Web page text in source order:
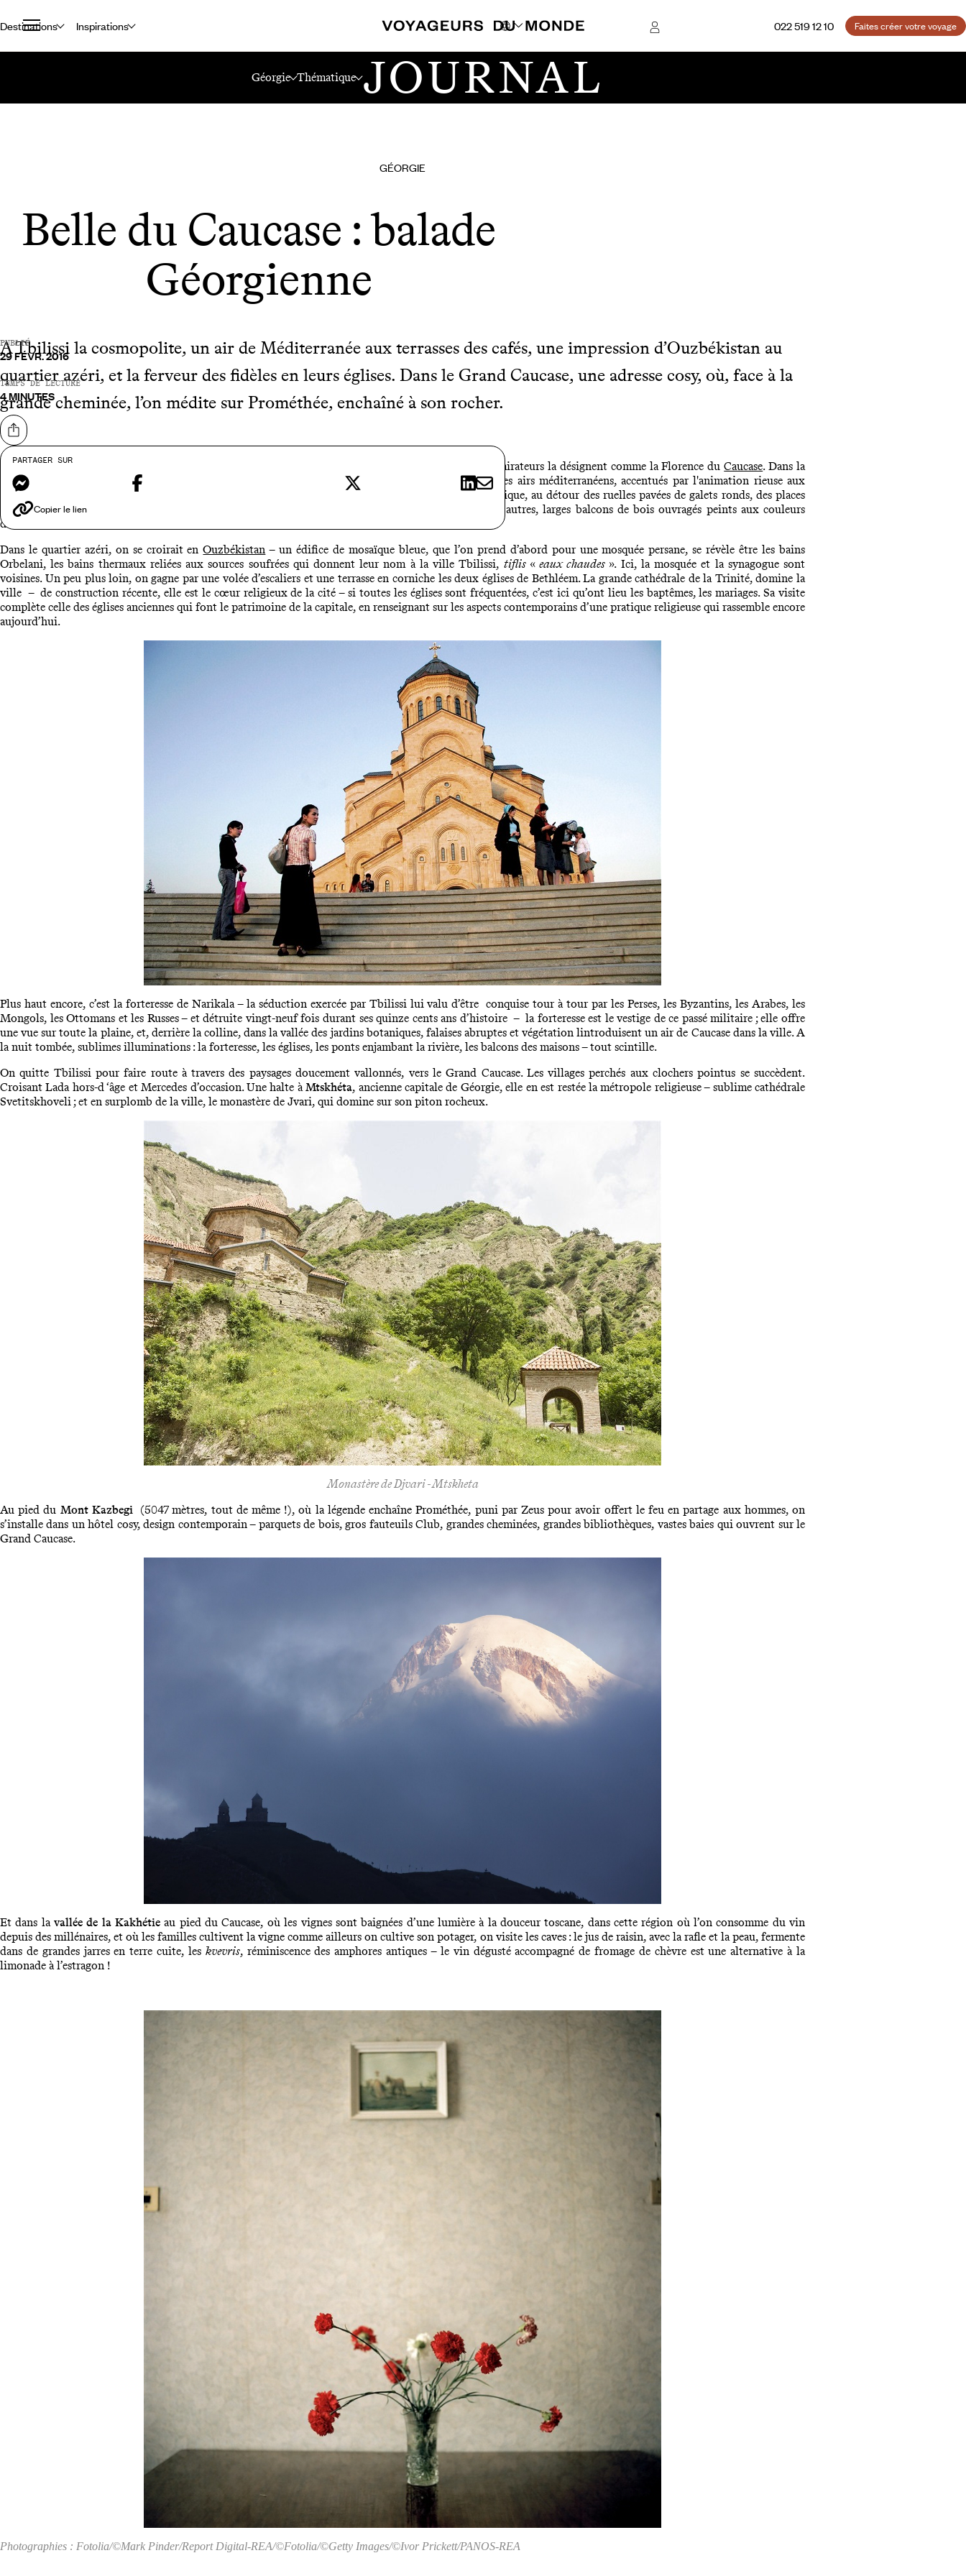
Destinations Inspirations 022 519 12 10 Faites créer votre voyage
Géorgie Thématique JOURNAL
GÉORGIE
Belle du Caucase : balade
Géorgienne
PUBLIÉ
29 FÉVR. 2016
TEMPS DE LECTURE
4 MINUTES
Partager sur
PARTAGER SUR
Messenger X LinkedIn
E-mail
Copier le lien
A Tbilissi la cosmopolite, un air de Méditerranée aux terrasses des cafés, une impression d’Ouzbékistan au
quartier azéri, et la ferveur des fidèles en leurs églises. Dans le Grand Caucase, une adresse cosy, où, face à la
grande cheminée, l’on médite sur Prométhée, enchaîné à son rocher.
Tbilissiinvite à la flânerie – pour ses habitants elle est, en toute simplicité, « , ses admirateurs la désignent comme la Florence duCaucase. Dans la
ville basse, la perspective Roustaveli – les demeures anciennes et les grands platanes lui donnent des airs méditerranéens, accentués par l'animation rieuse aux
terrasses de café ; dans la ville haute, que l’on rejoint par les venelles en pente, ou mieux, en téléphérique, au détour des ruelles pavées de galets ronds, des places
fleuries, des fontaines. On se perd dans ses dédales – petites maisons de bois adossées les unes aux autres, larges balcons de bois ouvragés peints aux couleurs
délicates, treilles lourdes de fruits.
Dans le quartier azéri, on se croirait enOuzbékistan – un édifice de mosaïque bleue, que l’on prend d’abord pour une mosquée persane, se révèle être les bains
Orbelani, les bains thermaux reliées aux sources soufrées qui donnent leur nom à la ville Tbilissi, tiflis «eaux chaudes ». Ici, la mosquée et la synagogue sont
voisines. Un peu plus loin, on gagne par une volée d’escaliers et une terrasse en corniche les deux églises de Bethléem. La grande cathédrale de la Trinité, domine la
ville – de construction récente, elle est le cœur religieux de la cité – si toutes les églises sont fréquentées, c’est ici qu’ont lieu les baptêmes, les mariages. Sa visite
complète celle des églises anciennes qui font le patrimoine de la capitale, en renseignant sur les aspects contemporains d’une pratique religieuse qui rassemble encore
aujourd’hui.
Plus haut encore, c’est la forteresse de Narikala – la séduction exercée par Tbilissi lui valu d’être conquise tour à tour par les Perses, les Byzantins, les Arabes, les
Mongols, les Ottomans et les Russes – et détruite vingt-neuf fois durant ses quinze cents ans d’histoire – la forteresse est le vestige de ce passé militaire ; elle offre
une vue sur toute la plaine, et, derrière la colline, dans la vallée des jardins botaniques, falaises abruptes et végétation lintroduisent un air de Caucase dans la ville. A
la nuit tombée, sublimes illuminations : la forteresse, les églises, les ponts enjambant la rivière, les balcons des maisons – tout scintille.
On quitte Tbilissi pour faire route à travers des paysages doucement vallonnés, vers le Grand Caucase. Les villages perchés aux clochers pointus se succèdent.
Croisant Lada hors-d ‘âge et Mercedes d’occasion. Une halte àMtskhéta, ancienne capitale de Géorgie, elle en est restée la métropole religieuse – sublime cathédrale
Svetitskhoveli ; et en surplomb de la ville, le monastère de Jvari, qui domine sur son piton rocheux.
Monastère de Djvari - Mtskheta
Au pied du Mont Kazbegi(5047 mètres, tout de même !), où la légende enchaîne Prométhée, puni par Zeus pour avoir offert le feu en partage aux hommes, on
s’installe dans un hôtel cosy, design contemporain – parquets de bois, gros fauteuils Club, grandes cheminées, grandes bibliothèques, vastes baies qui ouvrent sur le
Grand Caucase.
Et dans lavallée de la Kakhétie au pied du Caucase, où les vignes sont baignées d’une lumière à la douceur toscane, dans cette région où l’on consomme du vin
depuis des millénaires, et où les familles cultivent la vigne comme ailleurs on cultive son potager, on visite les caves : le jus de raisin, avec la rafle et la peau, fermente
dans de grandes jarres en terre cuite, les kvevris, réminiscence des amphores antiques – le vin dégusté accompagné de fromage de chèvre est une alternative à la
limonade à l’estragon !
Photographies : Fotolia/©Mark Pinder/Report Digital-REA/©Fotolia/©Getty Images/©Ivor Prickett/PANOS-REA